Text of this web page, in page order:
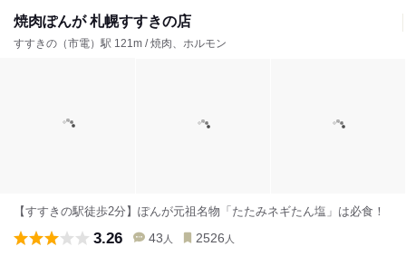
焼肉ぽんが 札幌すすきの店
すすきの（市電）駅 121m / 焼肉、ホルモン
【すすきの駅徒歩2分】ぽんが元祖名物「たたみネギたん塩」は必食！
3.26 43 人 2526 人